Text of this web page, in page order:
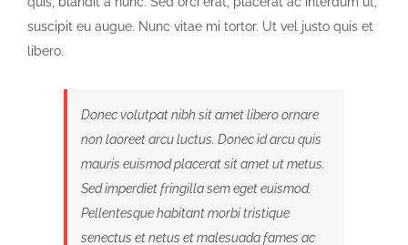
suscipit eu augue. Nunc vitae mi tortor. Ut vel justo quis et
libero.
Donec volutpat nibh sit amet libero ornare
non laoreet arcu luctus. Donec id arcu quis
mauris euismod placerat sit amet ut metus.
Sed imperdiet fringilla sem eget euismod.
Pellentesque habitant morbi tristique
senectus et netus et malesuada fames ac